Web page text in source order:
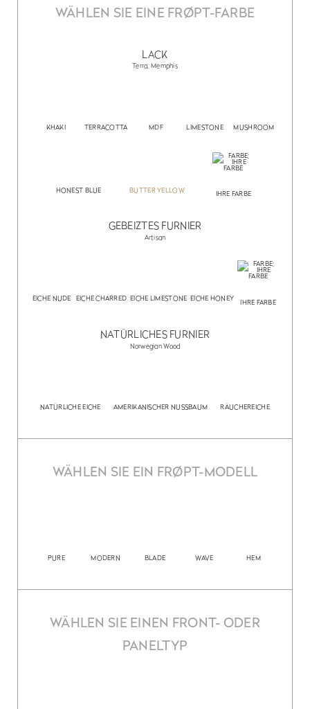
WÄHLEN SIE EINE FRØPT-FARBE
LACK
Terra, Memphis
KHAKI TERRACOTTA MDF LIMESTONE MUSHROOM
HONEST BLUE BUTTER YELLOW IHRE FARBE
GEBEIZTES FURNIER
Artisan
EICHE NUDE EICHE CHARRED EICHE LIMESTONE EICHE HONEY IHRE FARBE
NATÜRLICHES FURNIER
Norwegian Wood
NATÜRLICHE EICHE AMERIKANISCHER NUSSBAUM RÄUCHEREICHE
WÄHLEN SIE EIN FRØPT-MODELL
PURE MODERN BLADE WAVE HEM
WÄHLEN SIE EINEN FRONT- ODER
PANELTYP